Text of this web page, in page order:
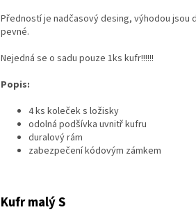
Předností je nadčasový desing, výhodou
pevné.
Nejedná se o sadu pouze 1ks kufr!!!!!!
Popis:
4 ks koleček s ložisky
odolná podšívka uvnitř kufru
duralový rám
zabezpečení kódovým zámkem
Kufr malý S